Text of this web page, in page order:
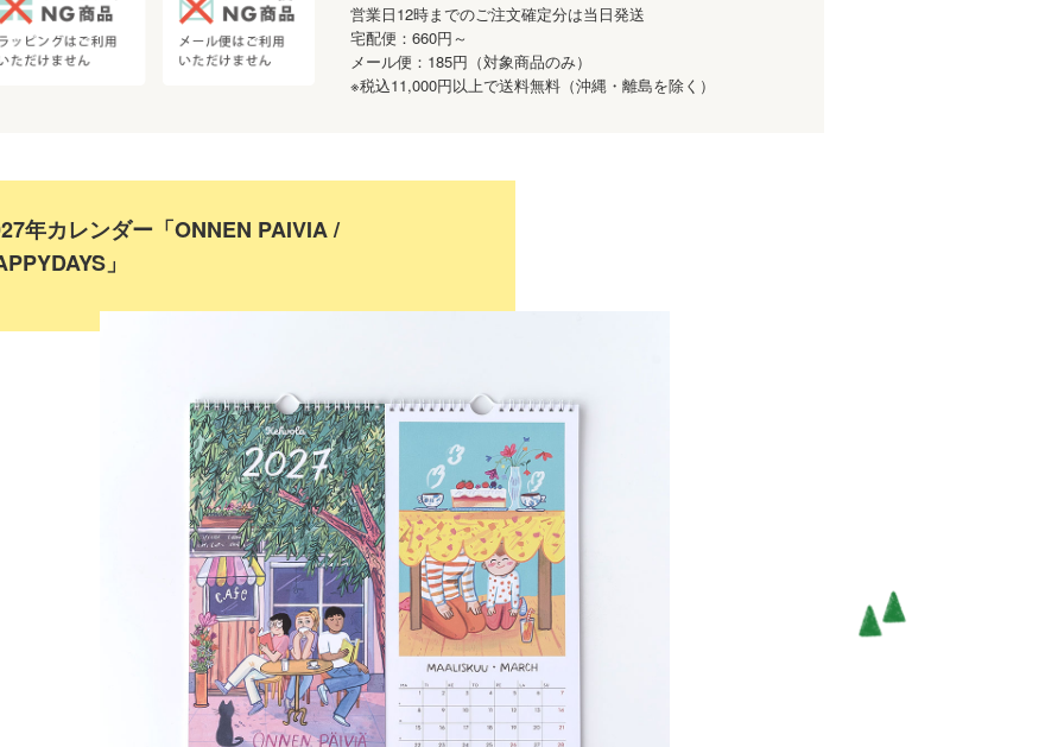
営業日12時までのご注文確定分は当日発送
宅配便：660円～
メール便：185円（対象商品のみ）
※税込11,000円以上で送料無料（沖縄・離島を除く）
年カレンダー「ONNEN PAIVIA /
」